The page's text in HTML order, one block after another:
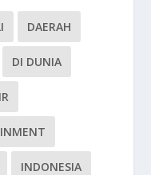
DAERAH
DI DUNIA
INDONESIA